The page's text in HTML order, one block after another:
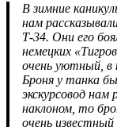
В зимние
нам
Т-34. Они его
немецких
очень уютный, в
Броня у танка
экскурсовод
наклоном, то
очень